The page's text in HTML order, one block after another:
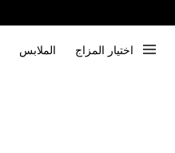
اختيار المزاج الملابس